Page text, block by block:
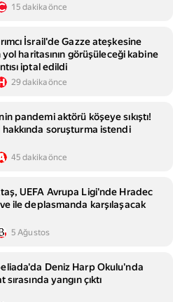
15 dakika önce
İsrail'de Gazze ateşkesine
yol haritasının görüşüleceği kabine
iptal edildi
29 dakika önce
pandemi aktörü köşeye sıkıştı!
hakkında soruşturma istendi
45 dakika önce
UEFA Avrupa Ligi'nde Hradec
ile deplasmanda karşılaşacak
5 Ağustos
Deniz Harp Okulu'nda
sırasında yangın çıktı